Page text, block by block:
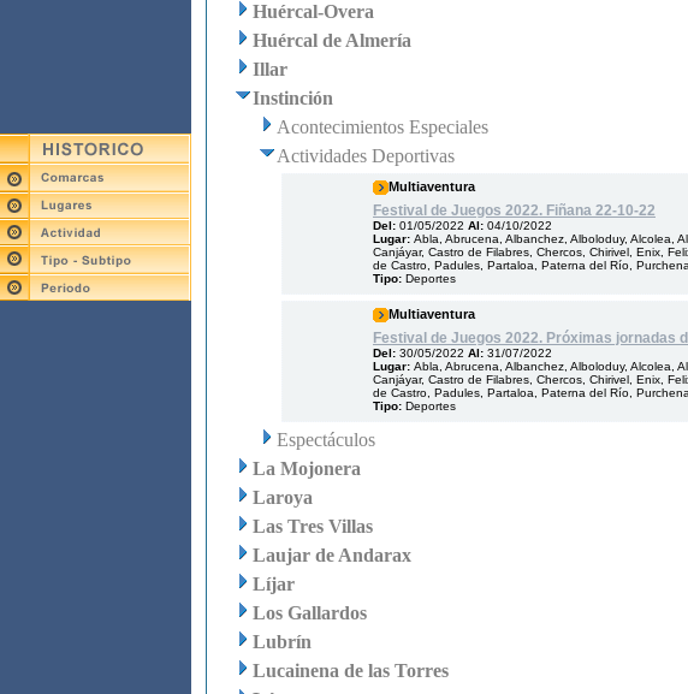
Huércal-Overa
Huércal de Almería
Illar
Instinción
Acontecimientos Especiales
Actividades Deportivas
Multiaventura
Festival de Juegos 2022. Fiñana 22-10-22
Del: 01/05/2022 Al: 04/10/2022
Lugar: Abla, Abrucena, Albanchez, Alboloduy, Alcolea,
Canjáyar, Castro de Filabres, Chercos, Chirivel, Enix,
de Castro, Padules, Partaloa, Paterna del Río,
Tipo: Deportes
Multiaventura
Festival de Juegos 2022. Próximas jornadas
Del: 30/05/2022 Al: 31/07/2022
Lugar: Abla, Abrucena, Albanchez, Alboloduy, Alcolea,
Canjáyar, Castro de Filabres, Chercos, Chirivel, Enix,
de Castro, Padules, Partaloa, Paterna del Río,
Tipo: Deportes
Espectáculos
La Mojonera
Laroya
Las Tres Villas
Laujar de Andarax
Líjar
Los Gallardos
Lubrín
Lucainena de las Torres